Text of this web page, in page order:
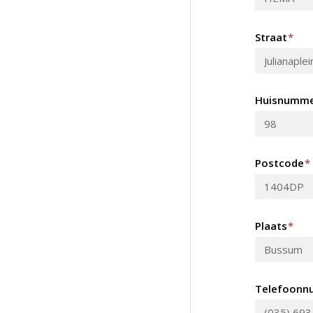
Straat*
Postcode*
Plaats*